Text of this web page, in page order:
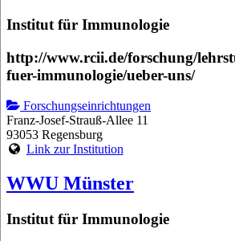
Institut für Immunologie
http://www.rcii.de/forschung/
fuer-immunologie/ueber-uns/
Forschungseinrichtungen
Franz-Josef-Strauß-Allee 11
93053 Regensburg
Link zur Institution
WWU Münster
Institut für Immunologie